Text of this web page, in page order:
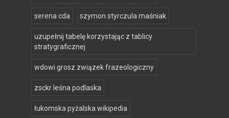
serena cda szymon styrczula maśniak
uzupełnij tabelę korzystając z tablicy
stratygraficznej
wdowi grosz związek frazeologiczny
zsckr leśna podlaska
łukomska pyżalska wikipedia